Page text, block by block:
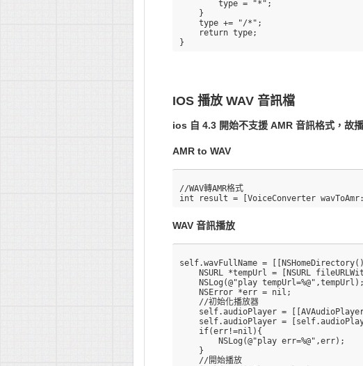
        type = "*";
    }
    type += "/*";
    return type;
IOS 播放 WAV 音訊檔
ios 自 4.3 開始不支援 AMR 音訊格式，故
AMR to WAV
//WAV轉AMR格式
WAV 音訊播放
self.wavFullName =
NSURL *tempUrl = [NSURL
    NSLog(@"play tempUrl=%@",tempUrl);
    NSError *err = nil;
    //初始化播放器
self.audioPlayer =
self.audioPlayer =
    if(err!=nil){
        NSLog(@"play err=%@",err);
    }
    //開始播放